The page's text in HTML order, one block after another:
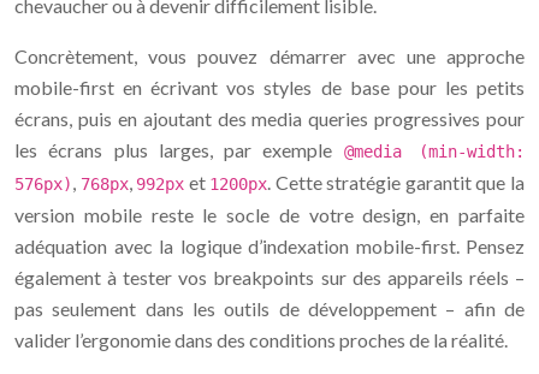
chevaucher ou à devenir difficilement lisible.
Concrètement, vous pouvez démarrer avec une approche
mobile-first en écrivant vos styles de base pour les petits
écrans, puis en ajoutant des media queries progressives pour
les écrans plus larges, par exemple
@media (min-width:
576px), 768px, 992px et 1200px. Cette stratégie garantit que la
version mobile reste le socle de votre design, en parfaite
adéquation avec la logique d’indexation mobile-first. Pensez
également à tester vos breakpoints sur des appareils réels –
pas seulement dans les outils de développement – afin de
valider l’ergonomie dans des conditions proches de la réalité.